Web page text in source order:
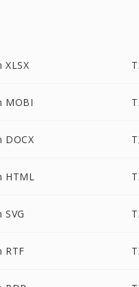
XLSX
MOBI
DOCX
HTML
SVG
RTF